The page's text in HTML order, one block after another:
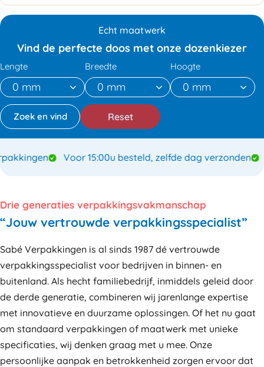
Echt maatwerk
Vind de perfecte doos met onze dozenkiezer
Lengte Breedte Hoogte
Reset
Voor 15:00u besteld, zelfde dag verzonden
Drie generaties verpakkingsvakmanschap
“Jouw vertrouwde verpakkingsspecialist”
Sabé Verpakkingen is al sinds 1987 dé vertrouwde
verpakkingsspecialist voor bedrijven in binnen- en
buitenland. Als hecht familiebedrijf, inmiddels geleid door
de derde generatie, combineren wij jarenlange expertise
met innovatieve en duurzame oplossingen. Of het nu gaat
om standaard verpakkingen of maatwerk met unieke
specificaties, wij denken graag met u mee. Onze
persoonlijke aanpak en betrokkenheid zorgen ervoor dat